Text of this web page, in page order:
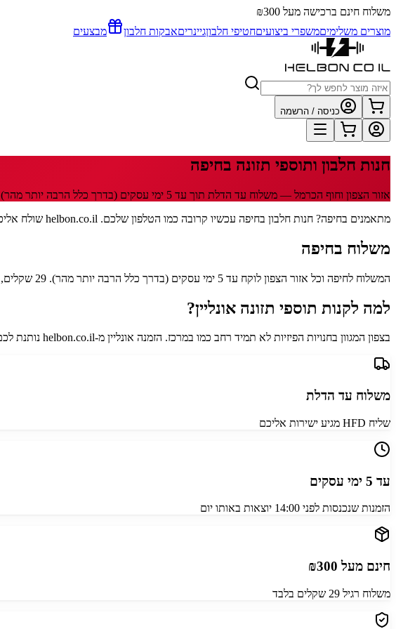
משלוח חינם ברכישה מעל ₪300
מוצרים משלימיםמשפרי ביצועיםחטיפי חלבוןגיינריםאבקות חלבון מבצעים
כניסה / הרשמה
חנות חלבון ותוספי תזונה בחיפה
אזור הצפון וחוף הכרמל — משלוח עד הדלת תוך עד 5 ימי עסקים (בדרך כלל הרבה יותר מהר)
מתאמנים בחיפה? חנות חלבון בחיפה עכשיו קרובה כמו הטלפון שלכם. helbon.co.il שולח אליכם אבקות חלבון, קריאטין, ויטמינים ותוספי תזונה מכל המותגים ישירות עד הדלת. מהכרמל ועד מפרץ חיפה.
משלוח בחיפה
המשלוח לחיפה וכל אזור הצפון לוקח עד 5 ימי עסקים (בדרך כלל הרבה יותר מהר). 29 שקלים, חינם מעל 300 שקלים. שליח HFD עם מעקב בוואטסאפ.
למה לקנות תוספי תזונה אונליין?
בצפון המגוון בחנויות הפיזיות לא תמיד רחב כמו במרכז. הזמנה אונליין מ-helbon.co.il נותנת לכם גישה לאותו מלאי שזמין לכל לקוח בארץ, בלי פשרות.
משלוח עד הדלת
שליח HFD מגיע ישירות אליכם
עד 5 ימי עסקים
הזמנות שנכנסות לפני 14:00 יוצאות באותו יום
חינם מעל ₪300
משלוח רגיל 29 שקלים בלבד